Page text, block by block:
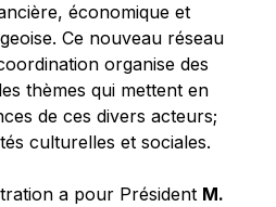
Martyéconomique et
Ce nouveau réseau
organise des
thèmes qui mettent en
de ces divers acteurs;
culturelles et sociales.
a pour Président M.